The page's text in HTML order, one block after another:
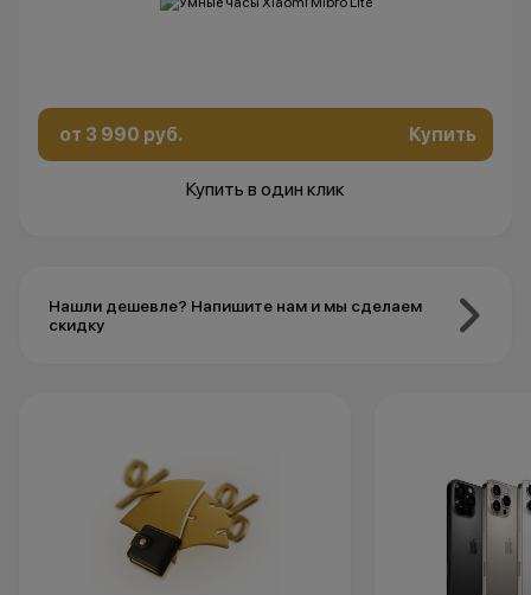
от 3 990 руб. Купить
Купить в один клик
Нашли дешевле? Напишите нам и мы сделаем
скидку